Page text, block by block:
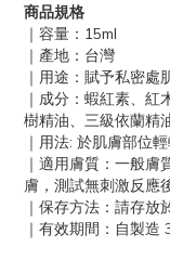
商品規格
｜容量：15ml
｜產地：台灣
｜用途：賦予私密處
｜成分：蝦紅素、
樹精油、三級依蘭精
｜用法: 於肌膚部位
｜適用膚質：一般
膚，測試無刺激反應
｜保存方法：請存放
｜有效期間：自製造